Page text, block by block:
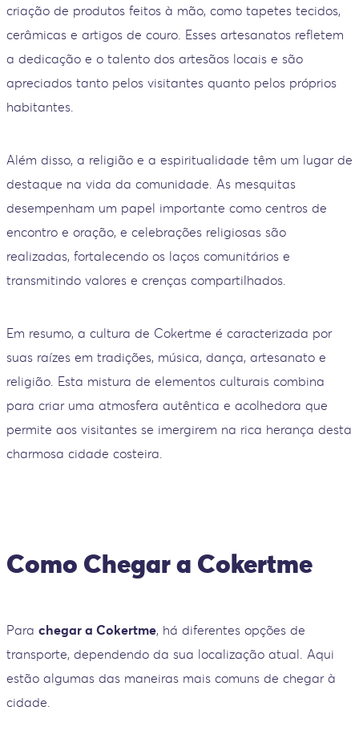
criação de produtos feitos à mão, como tapetes tecidos,
cerâmicas e artigos de couro. Esses artesanatos refletem
a dedicação e o talento dos artesãos locais e são
apreciados tanto pelos visitantes quanto pelos próprios
habitantes.
Além disso, a religião e a espiritualidade têm um lugar de
destaque na vida da comunidade. As mesquitas
desempenham um papel importante como centros de
encontro e oração, e celebrações religiosas são
realizadas, fortalecendo os laços comunitários e
transmitindo valores e crenças compartilhados.
Em resumo, a cultura de Cokertme é caracterizada por
suas raízes em tradições, música, dança, artesanato e
religião. Esta mistura de elementos culturais combina
para criar uma atmosfera autêntica e acolhedora que
permite aos visitantes se imergirem na rica herança desta
charmosa cidade costeira.
Como Chegar a Cokertme
Para chegar a Cokertme, há diferentes opções de
transporte, dependendo da sua localização atual. Aqui
estão algumas das maneiras mais comuns de chegar à
cidade.